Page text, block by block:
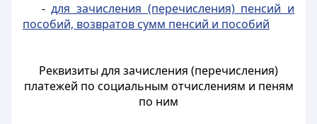
-для зачисления (перечисления) пенсий и
пособий, возвратов сумм пенсий и пособий
Реквизиты для зачисления (перечисления)
платежей по социальным отчислениям и пеням
по ним